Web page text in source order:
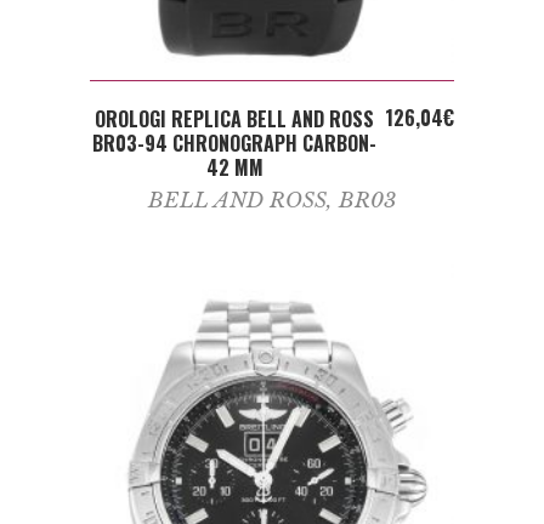
ADD TO CART
OROLOGI REPLICA BELL AND ROSS
BR03-94 CHRONOGRAPH CARBON-
42 MM
126,04€
BELL AND ROSS,BR03